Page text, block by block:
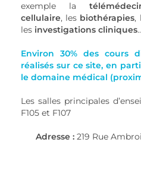
exemple la
cellulaire, les biothérapies,
les investigations cliniques
Environ 30% des cours
réalisés sur ce site, en
le domaine médical
Les salles principales
F105 et F107
Adresse : 219 Rue